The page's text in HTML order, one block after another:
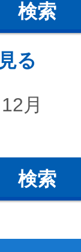
検索
る
月
検索